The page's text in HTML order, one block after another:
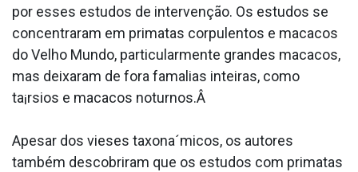
por esses estudos de intervenção. Os estudos se
concentraram em primatas corpulentos e macacos
do Velho Mundo, particularmente grandes macacos,
mas deixaram de fora fama­lias inteiras, como
ta¡rsios e macacos noturnos.Â
Apesar dos vieses taxona´micos, os autores
também descobriram que os estudos com primatas